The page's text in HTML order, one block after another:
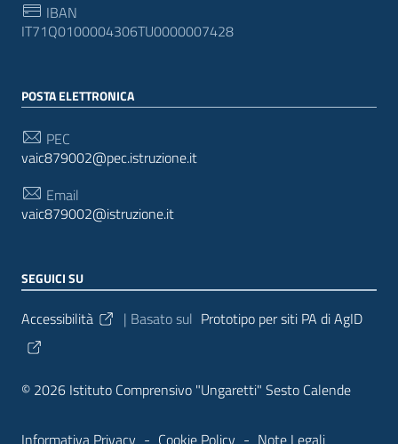
IBAN
IT71Q0100004306TU0000007428
POSTA ELETTRONICA
PEC
vaic879002@pec.istruzione.it
Email
vaic879002@istruzione.it
SEGUICI SU
Sezione Link Utili
Accessibilità | Basato sul Prototipo per siti PA di AgID
© 2026 Istituto Comprensivo "Ungaretti" Sesto Calende
Informativa Privacy - Cookie Policy - Note Legali